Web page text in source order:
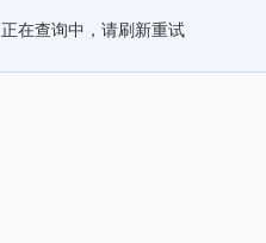
正在查询中，请刷新重试